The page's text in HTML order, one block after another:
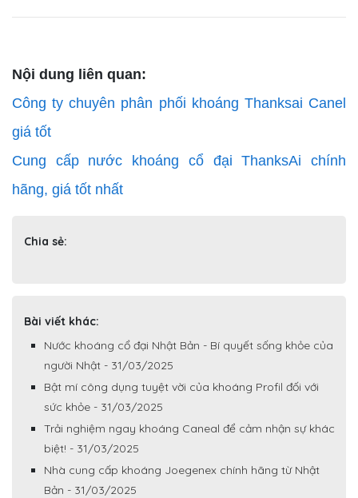
Nội dung liên quan:
Công ty chuyên phân phối khoáng Thanksai Canel
giá tốt
Cung cấp nước khoáng cổ đại ThanksAi chính
hãng, giá tốt nhất
Chia sẻ:
Bài viết khác:
Nước khoáng cổ đại Nhật Bản - Bí quyết sống khỏe của
người Nhật - 31/03/2025
Bật mí công dụng tuyệt vời của khoáng Profil đối với
sức khỏe - 31/03/2025
Trải nghiệm ngay khoáng Caneal để cảm nhận sự khác
biệt! - 31/03/2025
Nhà cung cấp khoáng Joegenex chính hãng từ Nhật
Bản - 31/03/2025